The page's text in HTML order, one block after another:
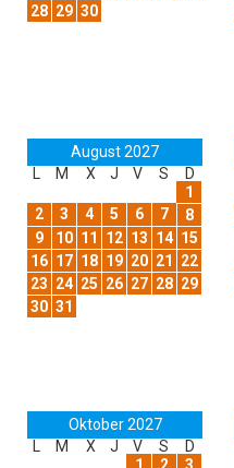
28 29 30
August 2027
L
M X J V S
D
1
2
3 4 5 6 7
8
9
10 11 12 13 14 15
16 17 18 19 20 21
22
23 24 25 26 27 28 29
30 31
Oktober 2027
L
M X J V S
D
1
2
3